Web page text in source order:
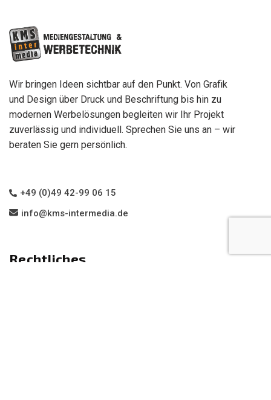
Wir bringen Ideen sichtbar auf den Punkt. Von Grafik
und Design über Druck und Beschriftung bis hin zu
modernen Werbelösungen begleiten wir Ihr Projekt
zuverlässig und individuell. Sprechen Sie uns an – wir
beraten Sie gern persönlich.
+49 (0)49 42-99 06 15
info@kms-intermedia.de
Rechtliches